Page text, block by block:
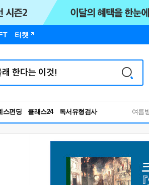
티켓
스펀딩 클래스24
독서유형검사
RBTI Lab
독서유형검사
여름